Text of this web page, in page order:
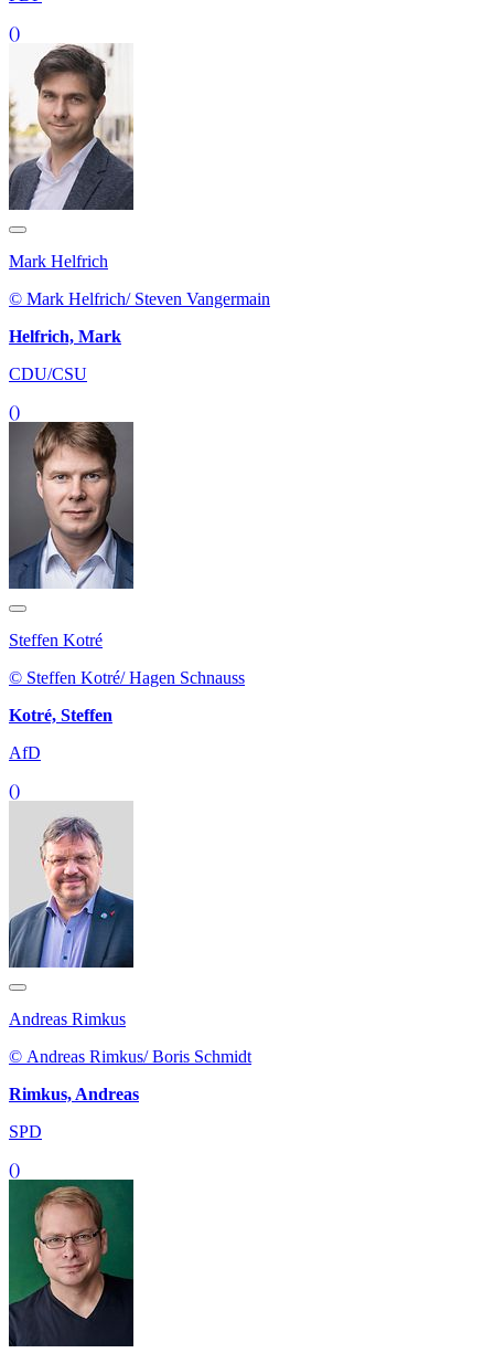
()
Mark Helfrich
© Mark Helfrich/ Steven Vangermain
Helfrich, Mark
CDU/CSU
()
Steffen Kotré
© Steffen Kotré/ Hagen Schnauss
Kotré, Steffen
AfD
()
Andreas Rimkus
© Andreas Rimkus/ Boris Schmidt
Rimkus, Andreas
SPD
()